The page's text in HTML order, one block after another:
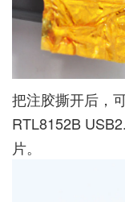
把注胶撕开后，
RTL8152B
片。